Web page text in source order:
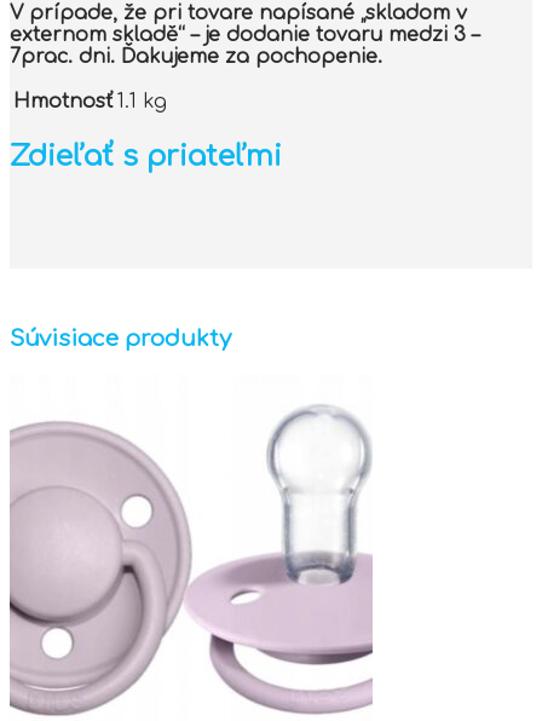
V prípade, že pri tovare napísané „skladom v
externom skladě“ – je dodanie tovaru medzi 3 –
7prac. dni. Ďakujeme za pochopenie.
Hmotnosť 1.1 kg
Zdieľať s priateľmi
Súvisiace produkty